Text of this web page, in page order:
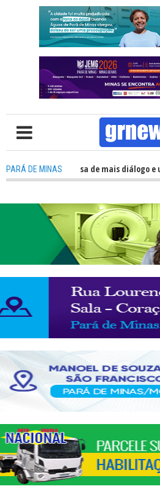
PARÁ DE MINAS
TV: Política precisa de mais diálogo e